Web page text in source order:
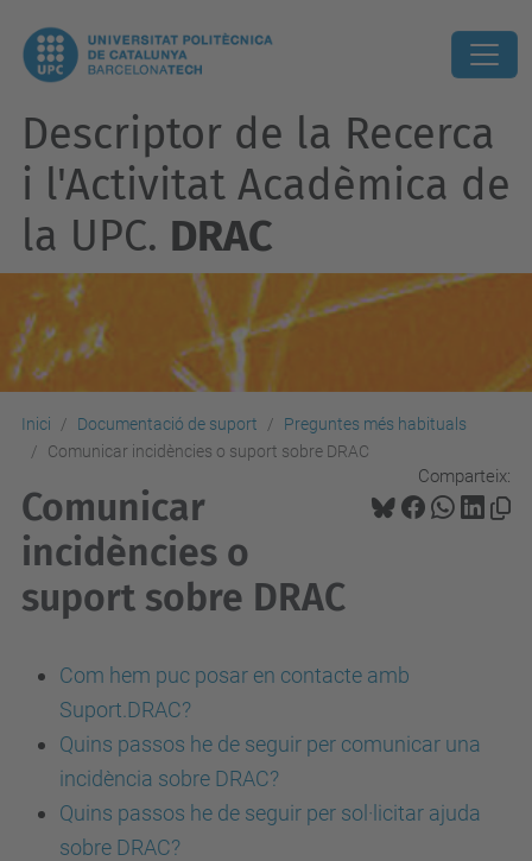
Descriptor de la Recerca
i l'Activitat Acadèmica de
la UPC. DRAC
Inici Documentació de suport
Preguntes més habituals
Comunicar incidències o suport sobre DRAC
Comparteix:
Comunicar
incidències o
suport sobre DRAC
Com hem puc posar en contacte amb
Suport.DRAC?
Quins passos he de seguir per comunicar una
incidència sobre DRAC?
Quins passos he de seguir per sol·licitar ajuda
sobre DRAC?